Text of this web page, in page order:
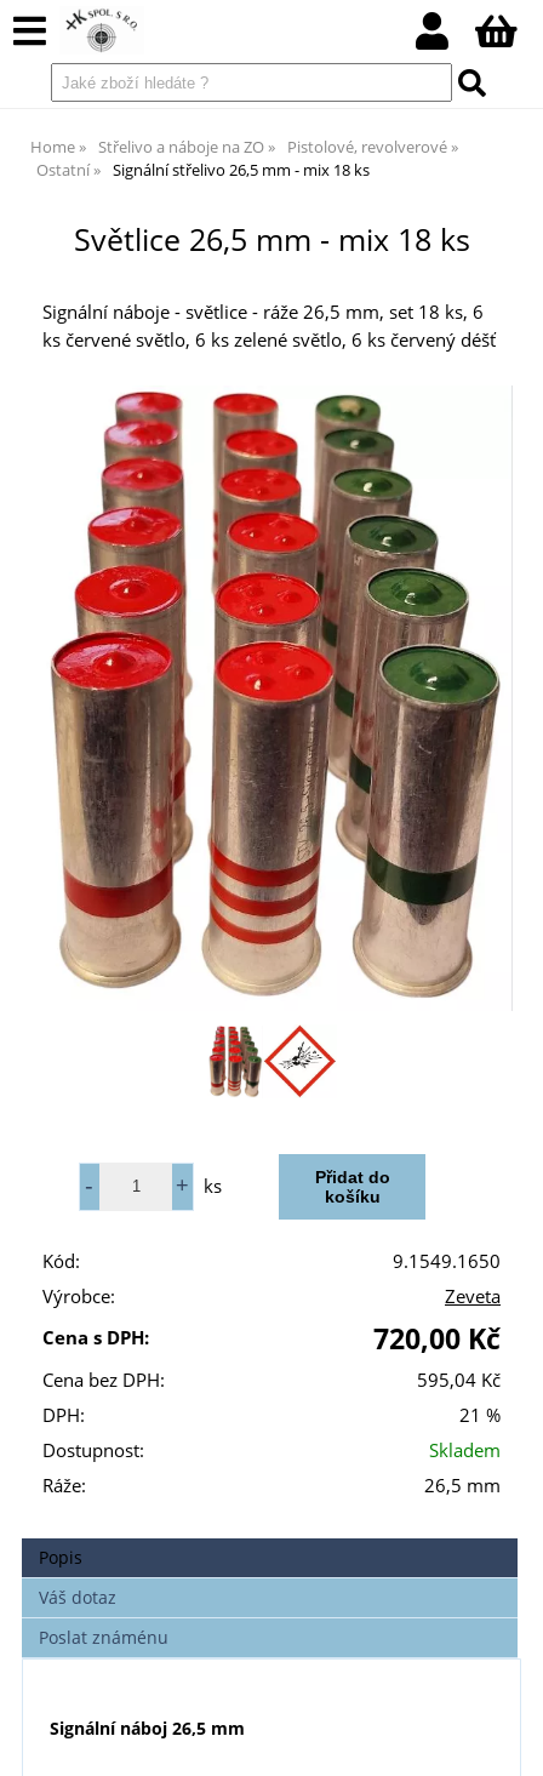
Home Střelivo a náboje na ZO
Pistolové, revolverové
Ostatní
Signální střelivo 26,5 mm - mix 18 ks
Světlice 26,5 mm - mix 18 ks
Signální náboje - světlice - ráže 26,5 mm, set 18 ks, 6
ks červené světlo, 6 ks zelené světlo, 6 ks červený déšť
ks
Kód:
9.1549.1650
Výrobce:
Zeveta
Cena s DPH:
720,00 Kč
Cena bez DPH:
595,04 Kč
DPH:
21 %
Dostupnost:
Skladem
Ráže:
26,5 mm
Popis
Váš dotaz
Poslat známénu
Signální náboj 26,5 mm